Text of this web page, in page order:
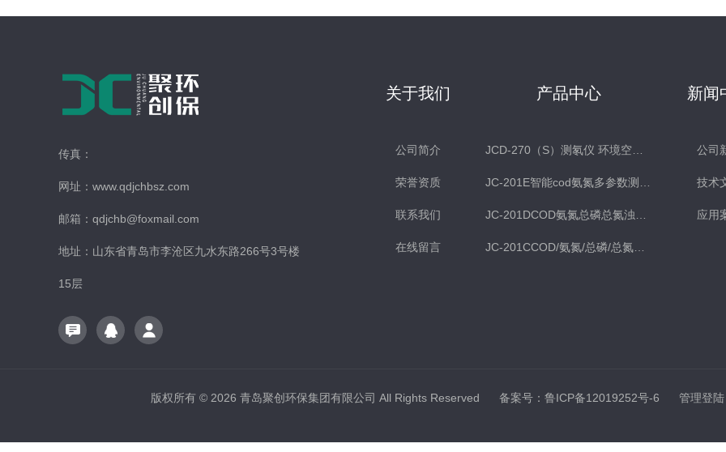
传真：
网址：www.qdjchbsz.com
邮箱：qdjchb@foxmail.com
地址：山东省青岛市李沧区九水东路266号3号楼
15层
关于我们
公司简介
荣誉资质
联系我们
在线留言
产品中心 新闻
公司
技术
应用
版权所有 © 2026 青岛聚创环保集团有限公司 All Rights Reserved 备案号：鲁ICP备12019252号-6 管理登陆